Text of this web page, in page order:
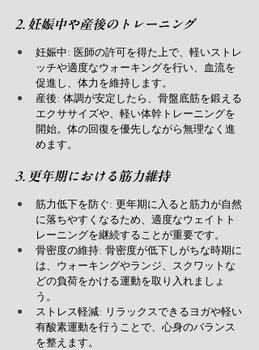
2. 妊娠中や産後のトレーニング
妊娠中: 医師の許可を得た上で、軽いストレ
ッチや適度なウォーキングを行い、血流を
促進し、体力を維持します。
産後: 体調が安定したら、骨盤底筋を鍛える
エクササイズや、軽い体幹トレーニングを
開始。体の回復を優先しながら無理なく進
めます。
3. 更年期における筋力維持
筋力低下を防ぐ: 更年期に入ると筋力が自然
に落ちやすくなるため、適度なウェイトト
レーニングを継続することが重要です。
骨密度の維持: 骨密度が低下しがちな時期に
は、ウォーキングやランジ、スクワットな
どの負荷をかける運動を取り入れましょ
う。
ストレス軽減: リラックスできるヨガや軽い
有酸素運動を行うことで、心身のバランス
を整えます。